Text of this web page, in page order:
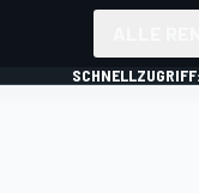
SCHNELLZUGRIFF: